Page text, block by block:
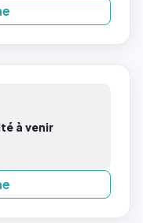
à venir